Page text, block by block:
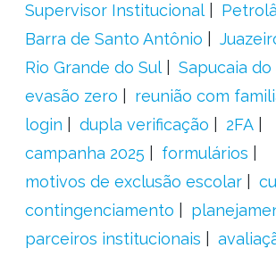
Supervisor Institucional
Barra de Santo Antônio
Rio Grande do Sul
Sapucaia do
evasão zero
reunião com
login
dupla verificação
2FA
campanha 2025
formulários
motivos de exclusão escolar
contingenciamento
parceiros institucionais